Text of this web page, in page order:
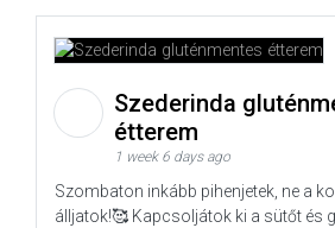
Szederinda
étterem
1 week 6 days ago
Szombaton inkább pihenjetek, ne a
álljatok!🥰 Kapcsoljátok ki a sütőt és